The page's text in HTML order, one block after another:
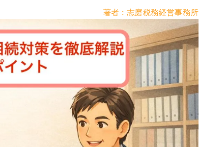
著者：志磨税務経営事務所